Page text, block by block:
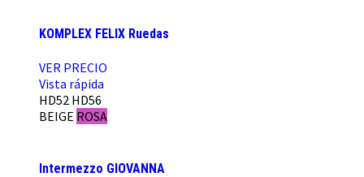
KOMPLEX FELIX Ruedas
VER PRECIO
Vista rápida
HD52 HD56
BEIGE ROSA
Intermezzo GIOVANNA